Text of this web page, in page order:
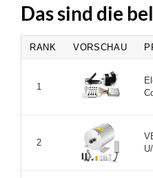
Das sind die
RANK VORSCHAU
1
2